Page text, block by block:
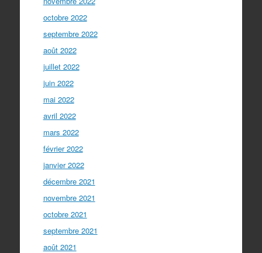
octobre 2022
septembre 2022
août 2022
juillet 2022
juin 2022
mai 2022
avril 2022
mars 2022
février 2022
janvier 2022
décembre 2021
novembre 2021
octobre 2021
septembre 2021
août 2021